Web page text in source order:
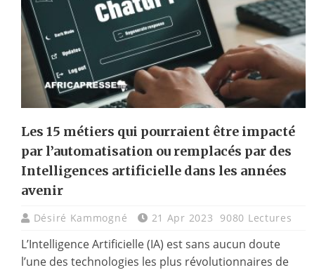
Les 15 métiers qui pourraient être impacté
par l’automatisation ou remplacés par des
Intelligences artificielle dans les années
avenir
Désiré Kammogné 21 Apr 2023 9080 Lectures
L’Intelligence Artificielle (IA) est sans aucun doute
l’une des technologies les plus révolutionnaires de